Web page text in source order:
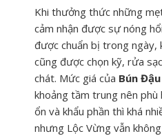
Khi thưởng thức những
cảm nhận được sự nóng
được chuẩn bị trong ngày,
cũng được chọn kỹ, rửa
chát. Mức giá của Bún
khoảng tầm trung nên phù
ổn và khẩu phần thì khá
nhưng Lộc Vừng vẫn